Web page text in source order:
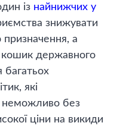
із найнижчих у
знижувати
призначення, а
кошик державного
які
без
ціни на викиди